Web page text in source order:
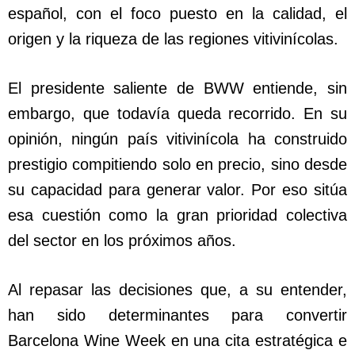
español, con el foco puesto en la calidad, el
origen y la riqueza de las regiones vitivinícolas.
El presidente saliente de BWW entiende, sin
embargo, que todavía queda recorrido. En su
opinión, ningún país vitivinícola ha construido
prestigio compitiendo solo en precio, sino desde
su capacidad para generar valor. Por eso sitúa
esa cuestión como la gran prioridad colectiva
del sector en los próximos años.
Al repasar las decisiones que, a su entender,
han sido determinantes para convertir
Barcelona Wine Week en una cita estratégica e